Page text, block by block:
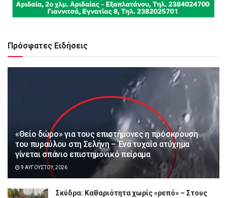
Πρόσφατες Ειδήσεις
«Θείο δώρο» για τους επιστήμονες η πρόσκρουση
του πυραύλου στη Σελήνη – Ένα τυχαίο ατύχημα
γίνεται σπάνιο επιστημονικό πείραμα
9 ΑΥΓΟΎΣΤΟΥ, 2026
Σκύδρα: Καθαριότητα χωρίς «ρεπό» – Στους